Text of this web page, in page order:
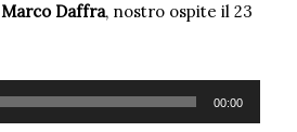
Marco Daffra, nostro ospite il 23
00:00